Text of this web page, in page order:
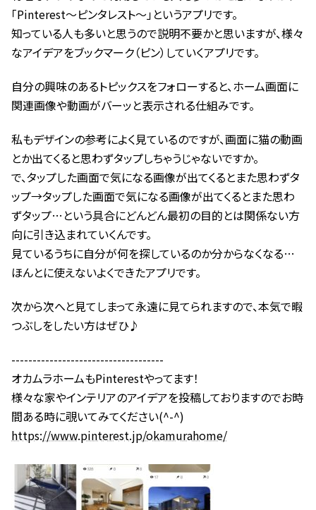
「Pinterest～ピンタレスト～」というアプリです。
知っている人も多いと思うので説明不要かと思いますが、様々
なアイデアをブックマーク（ピン）していくアプリです。
自分の興味のあるトピックスをフォローすると、ホーム画面に
関連画像や動画がバーッと表示される仕組みです。
私もデザインの参考によく見ているのですが、画面に猫の動画
とか出てくると思わずタップしちゃうじゃないですか。
で、タップした画面で気になる画像が出てくるとまた思わずタ
ップ→タップした画面で気になる画像が出てくるとまた思わ
ずタップ…という具合にどんどん最初の目的とは関係ない方
向に引き込まれていくんです。
見ているうちに自分が何を探しているのか分からなくなる…
ほんとに使えないよくできたアプリです。
次から次へと見てしまって永遠に見てられますので、本気で暇
つぶしをしたい方はぜひ♪
------------------------------------
オカムラホームもPinterestやってます！
様々な家やインテリアのアイデアを投稿しておりますのでお時
間ある時に覗いてみてください(^-^)
https://www.pinterest.jp/okamurahome/